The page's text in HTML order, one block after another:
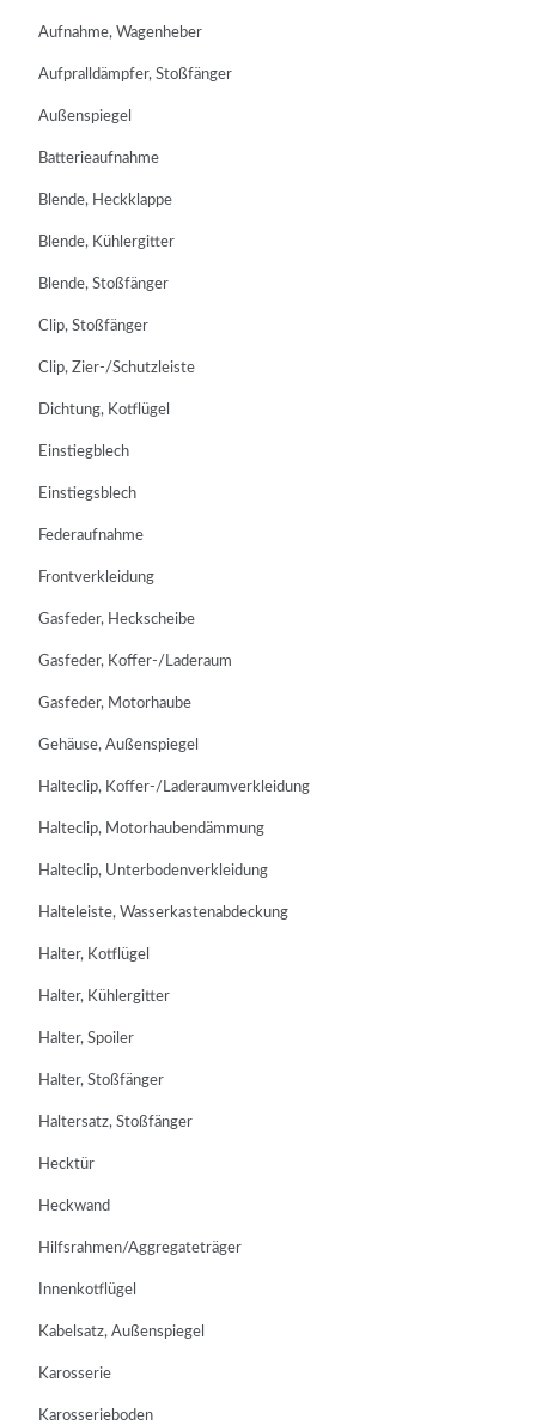
Aufnahme, Wagenheber
Aufpralldämpfer, Stoßfänger
Außenspiegel
Batterieaufnahme
Blende, Heckklappe
Blende, Kühlergitter
Blende, Stoßfänger
Clip, Stoßfänger
Clip, Zier-/Schutzleiste
Dichtung, Kotflügel
Einstiegblech
Einstiegsblech
Federaufnahme
Frontverkleidung
Gasfeder, Heckscheibe
Gasfeder, Koffer-/Laderaum
Gasfeder, Motorhaube
Gehäuse, Außenspiegel
Halteclip, Koffer-/Laderaumverkleidung
Halteclip, Motorhaubendämmung
Halteclip, Unterbodenverkleidung
Halteleiste, Wasserkastenabdeckung
Halter, Kotflügel
Halter, Kühlergitter
Halter, Spoiler
Halter, Stoßfänger
Haltersatz, Stoßfänger
Hecktür
Heckwand
Hilfsrahmen/Aggregateträger
Innenkotflügel
Kabelsatz, Außenspiegel
Karosserie
Karosserieboden